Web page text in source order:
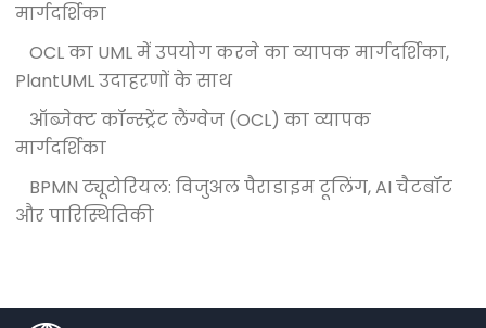
मार्गदर्शिका
OCL का UML में उपयोग करने का व्यापक मार्गदर्शिका,
PlantUML उदाहरणों के साथ
ऑब्जेक्ट कॉन्स्ट्रेंट लैंग्वेज (OCL) का व्यापक
मार्गदर्शिका
BPMN ट्यूटोरियल: विजुअल पैराडाइम टूलिंग, AI चैटबॉट
और पारिस्थितिकी